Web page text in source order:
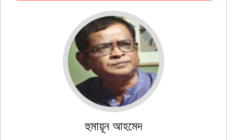
হুমায়ূন আহমেদ